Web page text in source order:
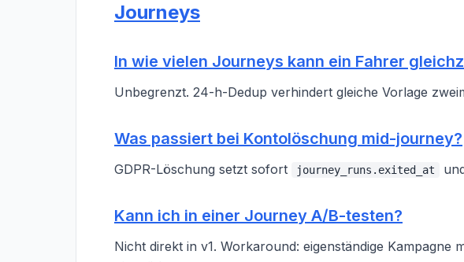
Journeys
In wie vielen Journeys kann ein Fahrer
Unbegrenzt. 24-h-Dedup verhindert gleiche Vorlage
Was passiert bei Kontolöschung mid-journey?
GDPR-Löschung setzt sofort journey_runs.exited_at
Kann ich in einer Journey A/B-testen?
Nicht direkt in v1. Workaround: eigenständige Kampagne